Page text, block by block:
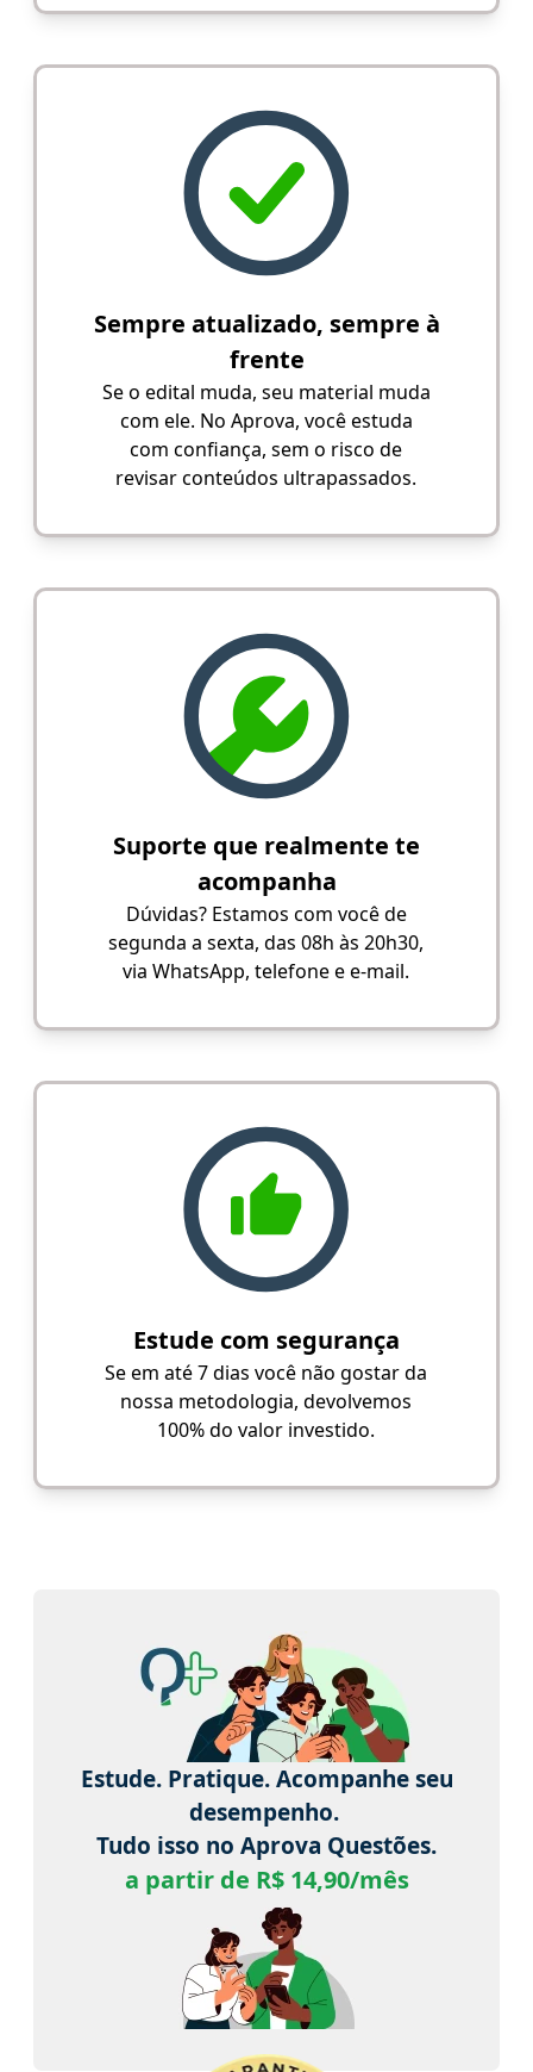
Sempre atualizado, sempre à
frente
Se o edital muda, seu material muda
com ele. No Aprova, você estuda
com confiança, sem o risco de
revisar conteúdos ultrapassados.
Suporte que realmente te
acompanha
Dúvidas? Estamos com você de
segunda a sexta, das 08h às 20h30,
via WhatsApp, telefone e e-mail.
Estude com segurança
Se em até 7 dias você não gostar da
nossa metodologia, devolvemos
100% do valor investido.
Estude. Pratique. Acompanhe seu
desempenho.
Tudo isso no Aprova Questões.
a partir de R$ 14,90/mês